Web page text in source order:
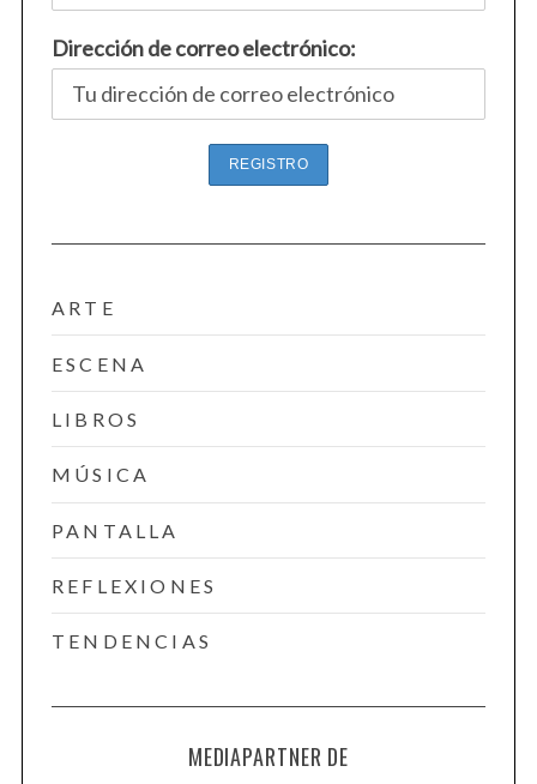
Dirección de correo electrónico:
ARTE
ESCENA
LIBROS
MÚSICA
PANTALLA
REFLEXIONES
TENDENCIAS
MEDIAPARTNER DE